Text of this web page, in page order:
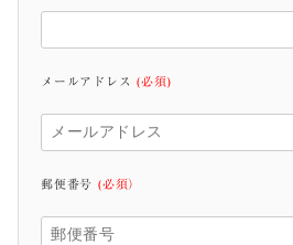
メールアドレス(必須)
郵便番号 (必須）